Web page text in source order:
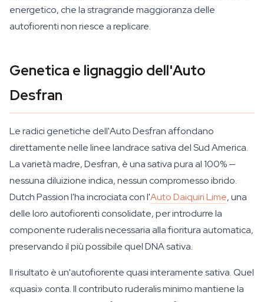
energetico, che la stragrande maggioranza delle
autofiorenti non riesce a replicare.
Genetica e lignaggio dell'Auto
Desfran
Le radici genetiche dell'Auto Desfran affondano
direttamente nelle linee landrace sativa del Sud America.
La varietà madre, Desfran, è una sativa pura al 100% —
nessuna diluizione indica, nessun compromesso ibrido.
Dutch Passion l'ha incrociata con l'Auto Daiquiri Lime, una
delle loro autofiorenti consolidate, per introdurre la
componente ruderalis necessaria alla fioritura automatica,
preservando il più possibile quel DNA sativa.
Il risultato è un'autofiorente quasi interamente sativa. Quel
«quasi» conta. Il contributo ruderalis minimo mantiene la